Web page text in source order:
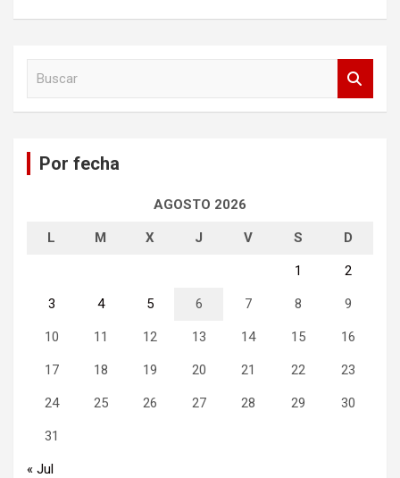
Por fecha
AGOSTO 2026
L M X J V S D
1 2
3 4 5 6 7 8 9
10 11 12 13 14 15 16
17 18 19 20 21 22 23
24 25 26 27 28 29 30
31
« Jul